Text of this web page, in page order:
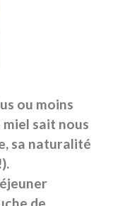
ou moins
sait nous
sa naturalité
de